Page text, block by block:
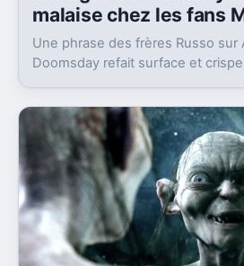
malaise chez les fans
Une phrase des frères Russo sur
Doomsday refait surface et